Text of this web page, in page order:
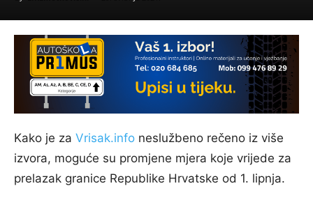
Kako je za Vrisak.info neslužbeno rečeno iz više
izvora, moguće su promjene mjera koje vrijede za
prelazak granice Republike Hrvatske od 1. lipnja.